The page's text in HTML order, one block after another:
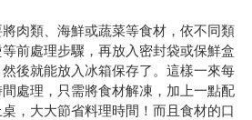
類、海鮮或蔬菜等食材，依不同類
前處理步驟，再放入密封袋或保鮮盒
後就能放入冰箱保存了。這樣一來每
處理，只需將食材解凍，加上一點配
，大大節省料理時間！而且食材的口